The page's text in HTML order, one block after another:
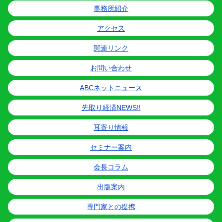
事務所紹介
アクセス
関連リンク
お問い合わせ
ABCネットニュース
先取り経済NEWS!!
耳寄り情報
セミナー案内
会長コラム
出版案内
専門家との提携